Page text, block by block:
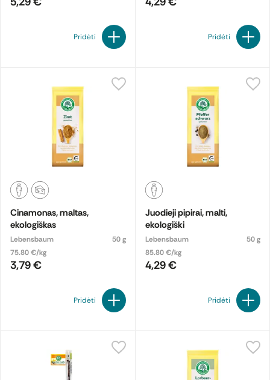
Pridėti Pridėti
Cinamonas, maltas,
ekologiškas
Lebensbaum
50 g
75.80 €/kg
3,79 €
Pridėti
Juodieji pipirai, malti,
ekologiški
Lebensbaum
50 g
85.80 €/kg
4,29 €
Pridėti